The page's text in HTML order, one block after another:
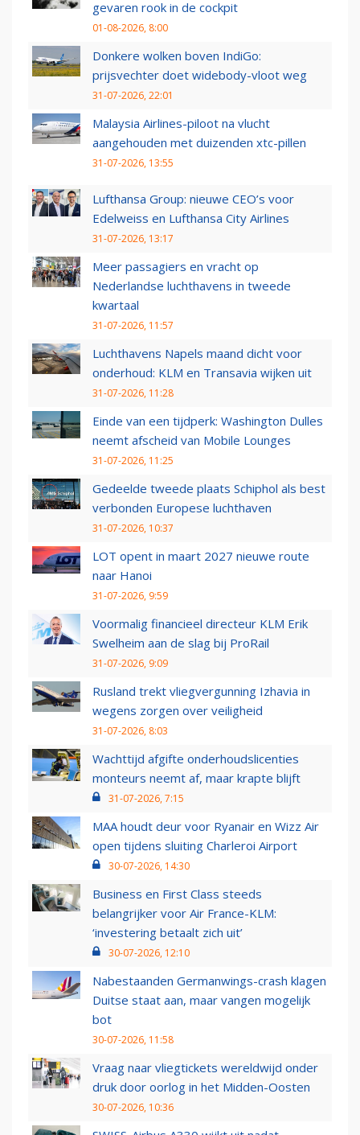
gevaren rook in de cockpit
01-08-2026, 8:00
Donkere wolken boven IndiGo:
prijsvechter doet widebody-vloot weg
31-07-2026, 22:01
Malaysia Airlines-piloot na vlucht
aangehouden met duizenden xtc-pillen
31-07-2026, 13:55
Lufthansa Group: nieuwe CEO’s voor
Edelweiss en Lufthansa City Airlines
31-07-2026, 13:17
Meer passagiers en vracht op
Nederlandse luchthavens in tweede
kwartaal
31-07-2026, 11:57
Luchthavens Napels maand dicht voor
onderhoud: KLM en Transavia wijken uit
31-07-2026, 11:28
Einde van een tijdperk: Washington Dulles
neemt afscheid van Mobile Lounges
31-07-2026, 11:25
Gedeelde tweede plaats Schiphol als best
verbonden Europese luchthaven
31-07-2026, 10:37
LOT opent in maart 2027 nieuwe route
naar Hanoi
31-07-2026, 9:59
Voormalig financieel directeur KLM Erik
Swelheim aan de slag bij ProRail
31-07-2026, 9:09
Rusland trekt vliegvergunning Izhavia in
wegens zorgen over veiligheid
31-07-2026, 8:03
Wachttijd afgifte onderhoudslicenties
monteurs neemt af, maar krapte blijft
31-07-2026, 7:15
MAA houdt deur voor Ryanair en Wizz Air
open tijdens sluiting Charleroi Airport
30-07-2026, 14:30
Business en First Class steeds
belangrijker voor Air France-KLM:
‘investering betaalt zich uit’
30-07-2026, 12:10
Nabestaanden Germanwings-crash klagen
Duitse staat aan, maar vangen mogelijk
bot
30-07-2026, 11:58
Vraag naar vliegtickets wereldwijd onder
druk door oorlog in het Midden-Oosten
30-07-2026, 10:36